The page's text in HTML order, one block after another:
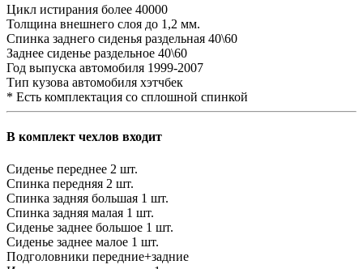
Цикл истирания более 40000
Толщина внешнего слоя до 1,2 мм.
Спинка заднего сиденья раздельная 40\60
Заднее сиденье раздельное 40\60
Год выпуска автомобиля 1999-2007
Тип кузова автомобиля хэтчбек
* Есть комплектация со сплошной спинкой
В комплект чехлов входит
Сиденье переднее 2 шт.
Спинка передняя 2 шт.
Спинка задняя большая 1 шт.
Спинка задняя малая 1 шт.
Сиденье заднее большое 1 шт.
Сиденье заднее малое 1 шт.
Подголовники передние+задние